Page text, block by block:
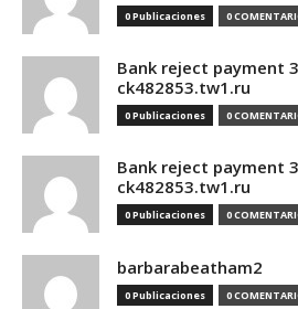
0 Publicaciones 0
Bank reject payment
ck482853.tw1.ru
0 Publicaciones 0
Bank reject payment
ck482853.tw1.ru
0 Publicaciones 0
barbarabeatham2
0 Publicaciones 0